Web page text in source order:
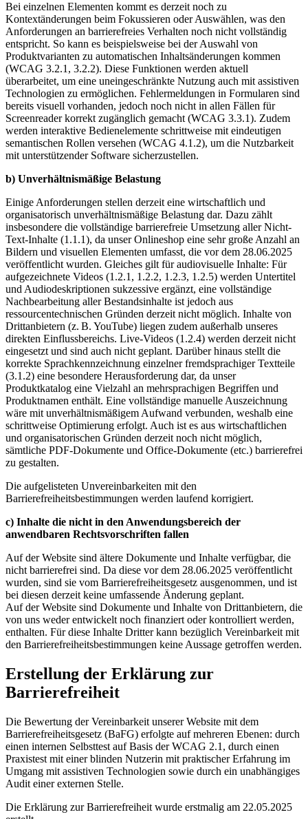
Bei einzelnen Elementen kommt es derzeit noch zu
Kontextänderungen beim Fokussieren oder Auswählen, was den
Anforderungen an barrierefreies Verhalten noch nicht vollständig
entspricht. So kann es beispielsweise bei der Auswahl von
Produktvarianten zu automatischen Inhaltsänderungen kommen
(WCAG 3.2.1, 3.2.2). Diese Funktionen werden aktuell
überarbeitet, um eine uneingeschränkte Nutzung auch mit assistiven
Technologien zu ermöglichen. Fehlermeldungen in Formularen sind
bereits visuell vorhanden, jedoch noch nicht in allen Fällen für
Screenreader korrekt zugänglich gemacht (WCAG 3.3.1). Zudem
werden interaktive Bedienelemente schrittweise mit eindeutigen
semantischen Rollen versehen (WCAG 4.1.2), um die Nutzbarkeit
mit unterstützender Software sicherzustellen.
b) Unverhältnismäßige Belastung
Einige Anforderungen stellen derzeit eine wirtschaftlich und
organisatorisch unverhältnismäßige Belastung dar. Dazu zählt
insbesondere die vollständige barrierefreie Umsetzung aller Nicht-
Text-Inhalte (1.1.1), da unser Onlineshop eine sehr große Anzahl an
Bildern und visuellen Elementen umfasst, die vor dem 28.06.2025
veröffentlicht wurden. Gleiches gilt für audiovisuelle Inhalte: Für
aufgezeichnete Videos (1.2.1, 1.2.2, 1.2.3, 1.2.5) werden Untertitel
und Audiodeskriptionen sukzessive ergänzt, eine vollständige
Nachbearbeitung aller Bestandsinhalte ist jedoch aus
ressourcentechnischen Gründen derzeit nicht möglich. Inhalte von
Drittanbietern (z. B. YouTube) liegen zudem außerhalb unseres
direkten Einflussbereichs. Live-Videos (1.2.4) werden derzeit nicht
eingesetzt und sind auch nicht geplant. Darüber hinaus stellt die
korrekte Sprachkennzeichnung einzelner fremdsprachiger Textteile
(3.1.2) eine besondere Herausforderung dar, da unser
Produktkatalog eine Vielzahl an mehrsprachigen Begriffen und
Produktnamen enthält. Eine vollständige manuelle Auszeichnung
wäre mit unverhältnismäßigem Aufwand verbunden, weshalb eine
schrittweise Optimierung erfolgt. Auch ist es aus wirtschaftlichen
und organisatorischen Gründen derzeit noch nicht möglich,
sämtliche PDF-Dokumente und Office-Dokumente (etc.) barrierefrei
zu gestalten.
Die aufgelisteten Unvereinbarkeiten mit den
Barrierefreiheitsbestimmungen werden laufend korrigiert.
c) Inhalte die nicht in den Anwendungsbereich der
anwendbaren Rechtsvorschriften fallen
Auf der Website sind ältere Dokumente und Inhalte verfügbar, die
nicht barrierefrei sind. Da diese vor dem 28.06.2025 veröffentlicht
wurden, sind sie vom Barrierefreiheitsgesetz ausgenommen, und ist
bei diesen derzeit keine umfassende Änderung geplant.
Auf der Website sind Dokumente und Inhalte von Drittanbietern, die
von uns weder entwickelt noch finanziert oder kontrolliert werden,
enthalten. Für diese Inhalte Dritter kann bezüglich Vereinbarkeit mit
den Barrierefreiheitsbestimmungen keine Aussage getroffen werden.
Erstellung der Erklärung zur
Barrierefreiheit
Die Bewertung der Vereinbarkeit unserer Website mit dem
Barrierefreiheitsgesetz (BaFG) erfolgte auf mehreren Ebenen: durch
einen internen Selbsttest auf Basis der WCAG 2.1, durch einen
Praxistest mit einer blinden Nutzerin mit praktischer Erfahrung im
Umgang mit assistiven Technologien sowie durch ein unabhängiges
Audit einer externen Stelle.
Die Erklärung zur Barrierefreiheit wurde erstmalig am 22.05.2025